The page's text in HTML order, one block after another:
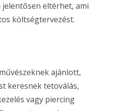
eltérhet, ami
költségtervezést.
ajánlott,
keresnek tetoválás,
vagy piercing